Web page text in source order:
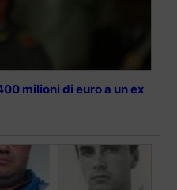
milioni di euro a un ex